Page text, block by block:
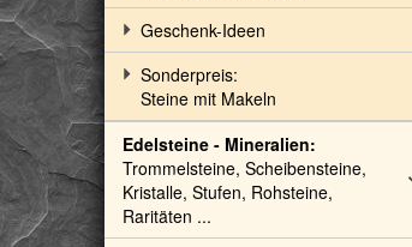
Geschenk-Ideen
Sonderpreis:
Steine mit Makeln
Edelsteine - Mineralien:
Trommelsteine, Scheibensteine,
Kristalle, Stufen, Rohsteine,
Raritäten ...